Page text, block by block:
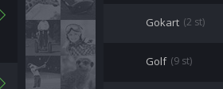
Gokart (2 st)
Golf (9 st)